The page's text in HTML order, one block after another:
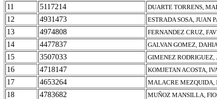
11 5117214 DUARTE TORRENS,
12 4931473 ESTRADA SOSA, JUAN
13 4974808 FERNANDEZ CRUZ,
14 4477837 GALVAN GOMEZ,
15 3507033 GIMENEZ RODRIGUEZ,
16 4718147 KOMJETAN ACOSTA,
17 4653264 MALACRE MEZQUIDA,
18 4783682 MUÑOZ MANSILLA,